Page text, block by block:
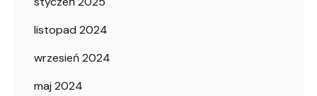
listopad 2024
wrzesień 2024
maj 2024